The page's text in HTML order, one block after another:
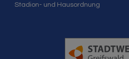
Stadion- und Hausordnung